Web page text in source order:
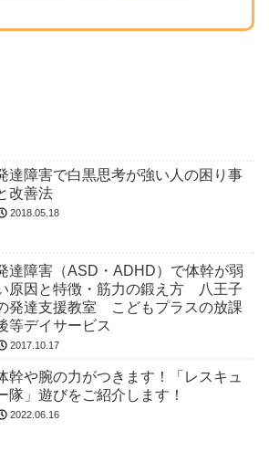
達障害で白黒思考が強い人の困り事
改善法
2018.05.18
達障害（ASD・ADHD）で体幹が弱
原因と特徴・筋力の鍛え方 八王子
発達支援教室 こどもプラスの放課
等デイサービス
2017.10.17
幹や腕の力がつきます！「レスキュ
隊」遊びをご紹介します！
2022.06.16